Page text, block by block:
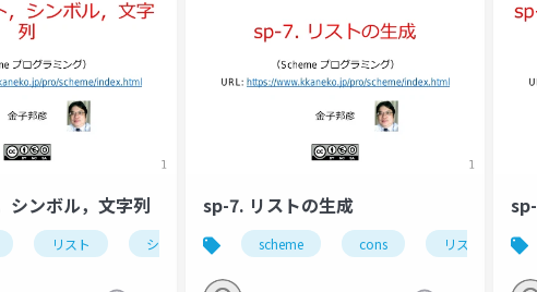
シンボル，文字列
リスト シンボル first rest empty?
sp-7. リストの生成
scheme cons リストの生成